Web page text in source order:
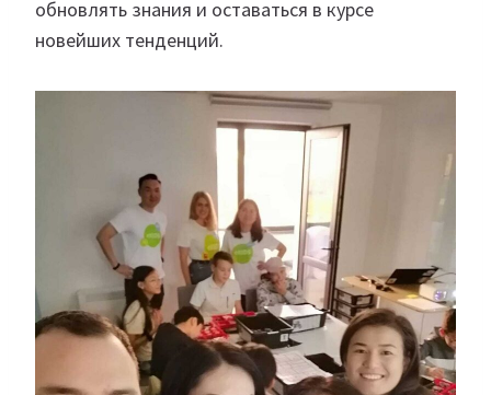
обновлять знания и оставаться в курсе
новейших тенденций.